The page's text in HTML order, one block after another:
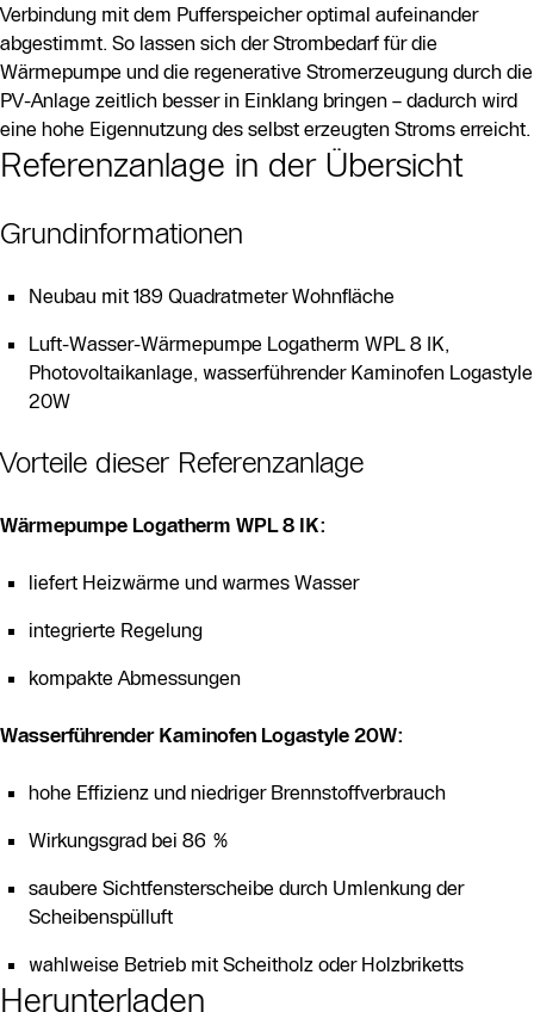
Verbindung mit dem Pufferspeicher optimal aufeinander
abgestimmt. So lassen sich der Strombedarf für die
Wärmepumpe und die regenerative Stromerzeugung durch die
PV-Anlage zeitlich besser in Einklang bringen – dadurch wird
eine hohe Eigennutzung des selbst erzeugten Stroms erreicht.
Referenzanlage in der Übersicht
Grundinformationen
Neubau mit 189 Quadratmeter Wohnfläche
Luft-Wasser-Wärmepumpe Logatherm WPL 8 IK,
Photovoltaikanlage, wasserführender Kaminofen Logastyle
20W
Vorteile dieser Referenzanlage
Wärmepumpe Logatherm WPL 8 IK:
liefert Heizwärme und warmes Wasser
integrierte Regelung
kompakte Abmessungen
Wasserführender Kaminofen Logastyle 20W:
hohe Effizienz und niedriger Brennstoffverbrauch
Wirkungsgrad bei 86 %
saubere Sichtfensterscheibe durch Umlenkung der
Scheibenspülluft
wahlweise Betrieb mit Scheitholz oder Holzbriketts
Herunterladen